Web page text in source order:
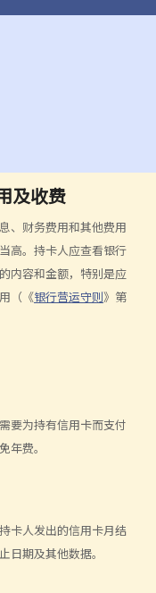
及收费
、财务费用和其他费用
高。持卡人应查看银行
内容和金额，特别是应
（《银行营运守则》第
要为持有信用卡而支付
年费。
卡人发出的信用卡月结
日期及其他数据。
第163章）的规管？
易？